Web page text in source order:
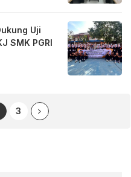
Uji
SMK PGRI
3